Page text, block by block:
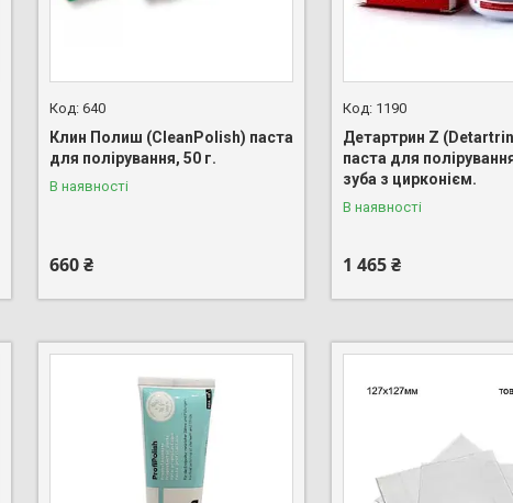
640
Клин Полиш (CleanPolish) паста
для полірування, 50 г.
В наявності
660 ₴
1190
Детартрин Z
паста для
зуба з цирконієм.
В наявності
1 465 ₴